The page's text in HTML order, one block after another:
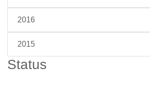
2016
2015
Status